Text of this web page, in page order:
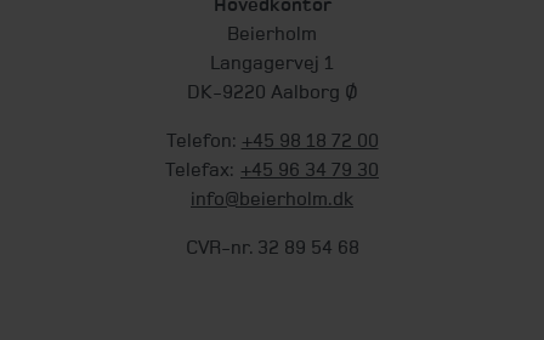
Hovedkontor
Beierholm
Langagervej 1
DK-9220 Aalborg Ø
Telefon: +45 98 18 72 00
Telefax: +45 96 34 79 30
info@beierholm.dk
CVR-nr. 32 89 54 68